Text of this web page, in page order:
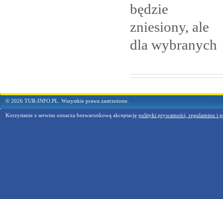
będzie
zniesiony, ale
dla wybranych
© 2026 TUR-INFO.PL. Wszystkie prawa zastrzeżone.
Korzystanie z serwisu oznacza bezwarunkową akceptację polityki prywatności, regulaminu i